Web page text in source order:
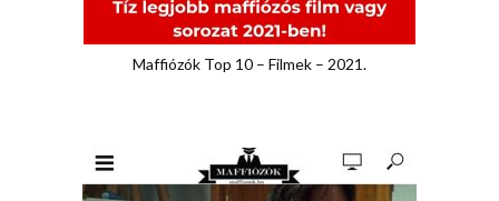
Maffiózók Top 10 – Filmek – 2021.